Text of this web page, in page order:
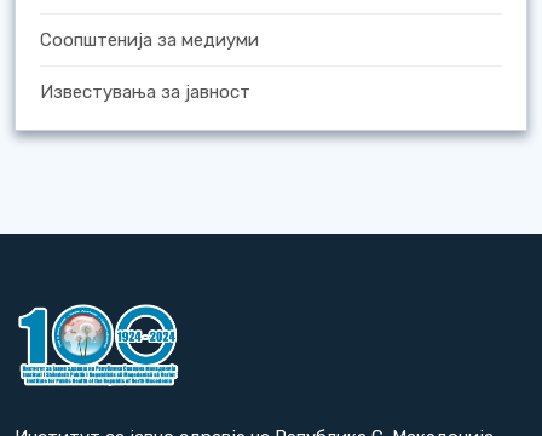
Соопштенија за медиуми
Известувања за јавност